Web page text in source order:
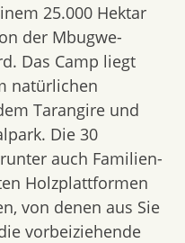
25.000 Hektar
der Mbugwe-
Das Camp liegt
natürlichen
Tarangire und
Die 30
auch Familien-
Holzplattformen
von denen aus Sie
vorbeiziehende